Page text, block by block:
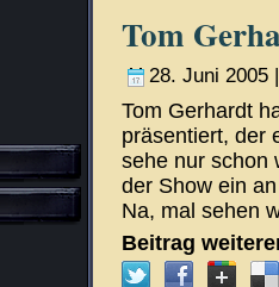
Tom
28. Juni 2005
Tom Gerhardt
präsentiert, der
sehe nur schon
der Show ein
Na, mal sehen
Beitrag